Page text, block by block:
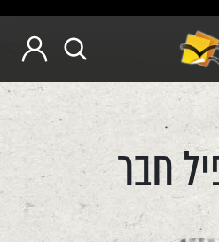
חבר